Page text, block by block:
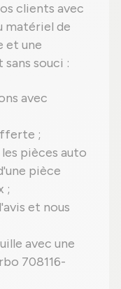
clients avec
matériel de
et une
souci :
avec
;
pièces auto
pièce
;
et nous
avec une
708116-